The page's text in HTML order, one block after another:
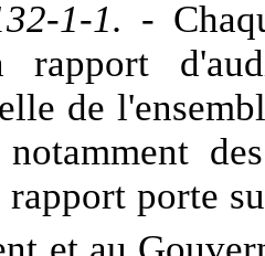
1-1. -
rapport
de
rapport porte